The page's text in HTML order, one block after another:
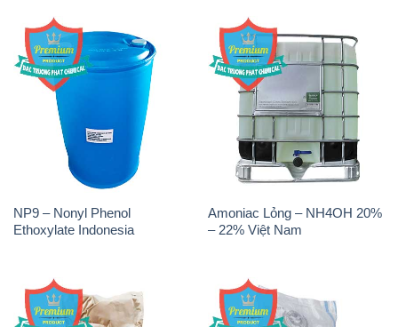
NP9 – Nonyl Phenol
Ethoxylate Indonesia
Amoniac Lỏng – NH4OH 20%
– 22% Việt Nam